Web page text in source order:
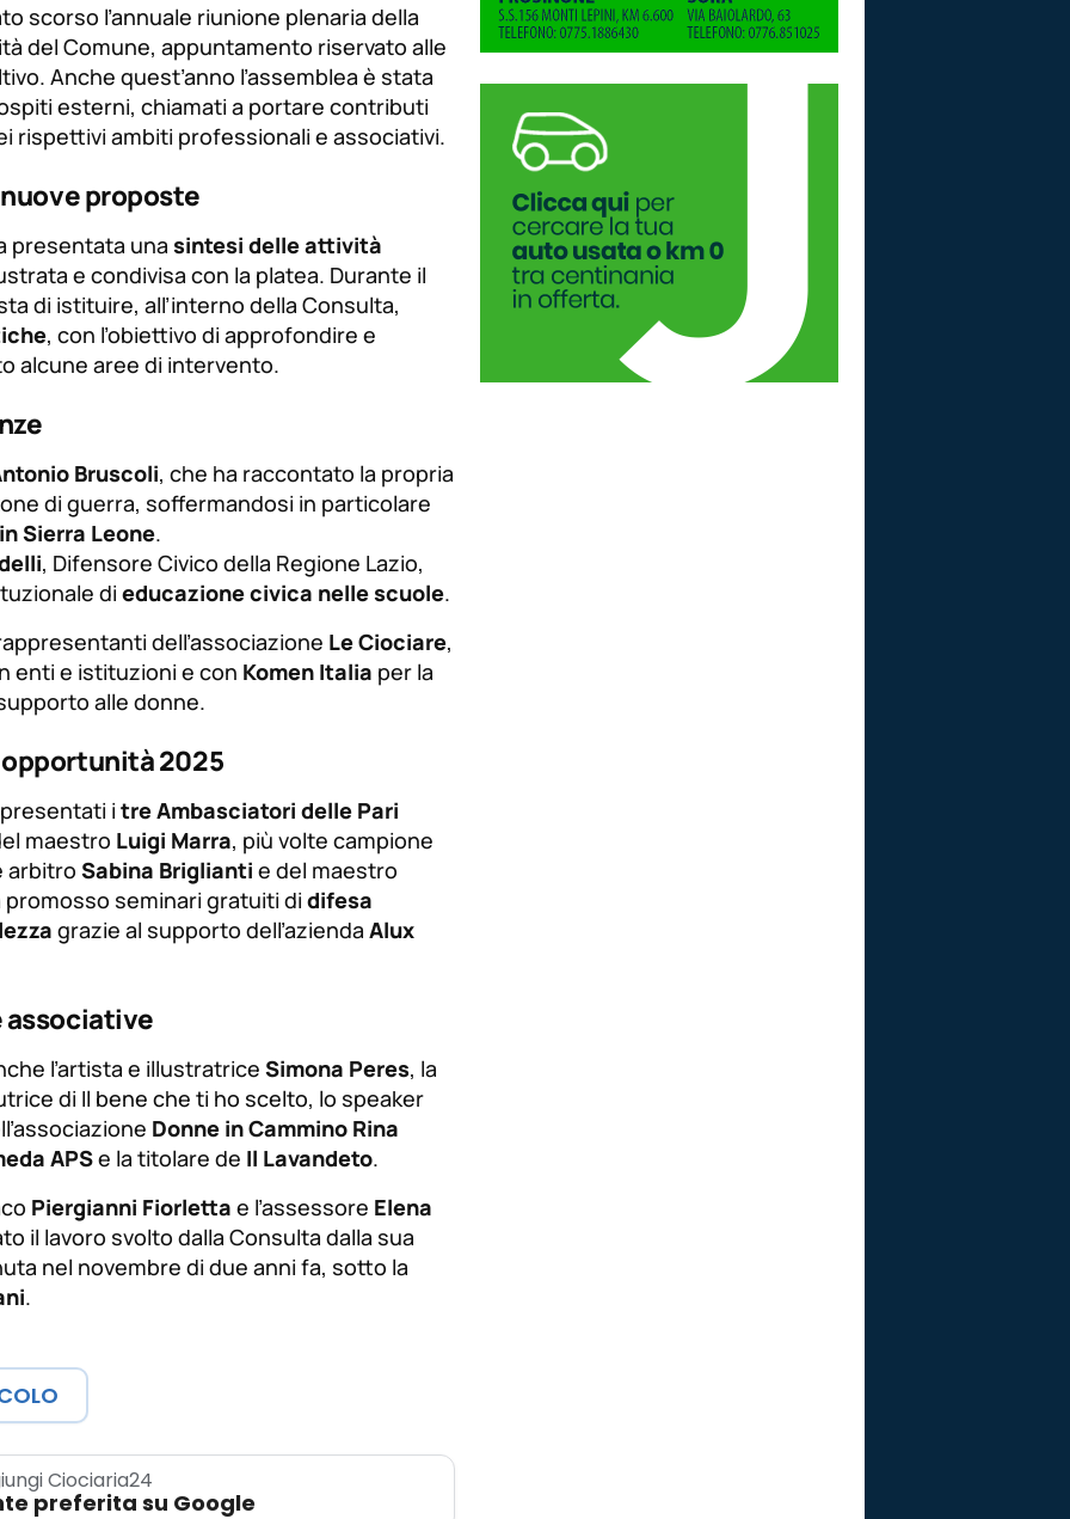
scorso l’annuale riunione plenaria della
del Comune, appuntamento riservato alle
Anche quest’anno l’assemblea è stata
esterni, chiamati a portare contributi
rispettivi ambiti professionali e associativi.
proposte
presentata una sintesi delle attività
e condivisa con la platea. Durante il
di istituire, all’interno della Consulta,
, con l’obiettivo di approfondire e
alcune aree di intervento.
Bruscoli, che ha raccontato la propria
di guerra, soffermandosi in particolare
Sierra Leone.
, Difensore Civico della Regione Lazio,
di educazione civica nelle scuole.
dell’associazione Le Ciociare,
enti e istituzioni e con Komen Italia per la
alle donne.
2025
i tre Ambasciatori delle Pari
maestro Luigi Marra, più volte campione
arbitro Sabina Briglianti e del maestro
promosso seminari gratuiti di difesa
grazie al supporto dell’azienda Alux
associative
l’artista e illustratrice Simona Peres, la
di Il bene che ti ho scelto, lo speaker
Donne in Cammino Rina
APSe la titolare de Il Lavandeto.
Piergianni Fiorletta e l’assessore Elena
il lavoro svolto dalla Consulta dalla sua
nel novembre di due anni fa, sotto la
.
Ciociaria24
preferita su Google